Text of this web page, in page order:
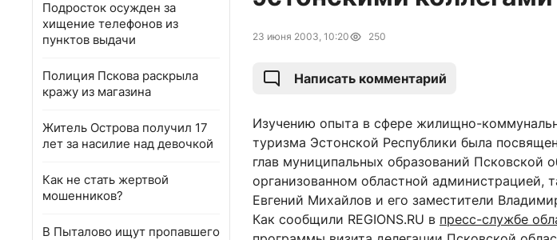
Подросток осужден за
хищение телефонов из
пунктов выдачи
Полиция Пскова раскрыла
кражу из магазина
Житель Острова получил 17
лет за насилие над девочкой
Как не стать жертвой
мошенников?
В Пыталово ищут пропавшего
23 июня 2003, 10:20 250
Написать комментарий
Изучению опыта в сфере жилищно-
туризма Эстонской Республики была
глав муниципальных образований Псковской
организованном областной администрацией,
Евгений Михайлов и его заместители
Как сообщили REGIONS.RU в пресс-службе